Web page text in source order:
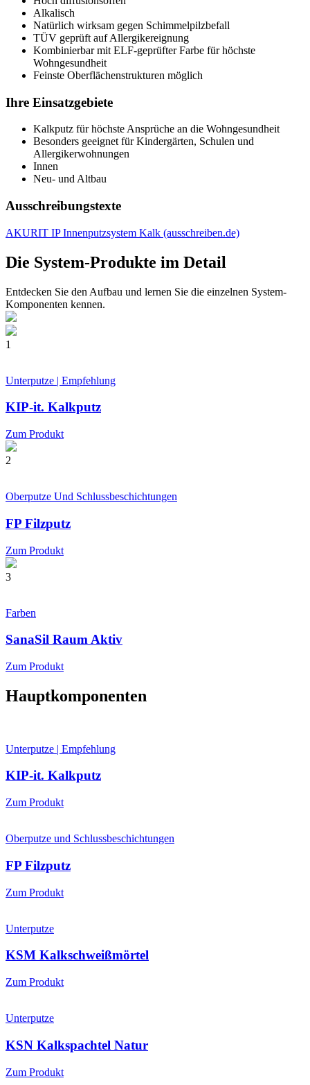
Alkalisch
Natürlich wirksam gegen Schimmelpilzbefall
TÜV geprüft auf Allergikereignung
Kombinierbar mit ELF-geprüfter Farbe für höchste
Wohngesundheit
Feinste Oberflächenstrukturen möglich
Ihre Einsatzgebiete
Kalkputz für höchste Ansprüche an die Wohngesundheit
Besonders geeignet für Kindergärten, Schulen und
Allergikerwohnungen
Innen
Neu- und Altbau
Ausschreibungstexte
AKURIT IP Innenputzsystem Kalk (ausschreiben.de)
Die System-Produkte im Detail
Entdecken Sie den Aufbau und lernen Sie die einzelnen System-
Komponenten kennen.
1
Unterputze | Empfehlung
KIP-it. Kalkputz
Zum Produkt
2
Oberputze Und Schlussbeschichtungen
FP Filzputz
Zum Produkt
3
Farben
SanaSil Raum Aktiv
Zum Produkt
Hauptkomponenten
Unterputze | Empfehlung
KIP-it. Kalkputz
Zum Produkt
Oberputze und Schlussbeschichtungen
FP Filzputz
Zum Produkt
Unterputze
KSM Kalkschweißmörtel
Zum Produkt
Unterputze
KSN Kalkspachtel Natur
Zum Produkt